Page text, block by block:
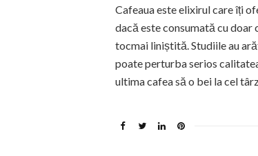
Cafeaua este elixirul care îți
dacă este consumată cu doar
tocmai liniștită. Studiile au
poate perturba serios
ultima cafea să o bei la cel